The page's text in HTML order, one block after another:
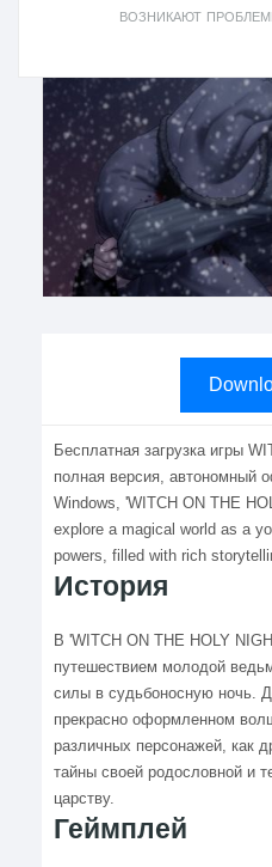
Бесплатная загрузка игры
полная версия, автономный
Windows, 'WITCH ON THE
explore a magical world as a
powers, filled with rich
История
В 'WITCH ON THE HOLY
путешествием молодой
силы в судьбоносную ночь.
прекрасно оформленном
различных персонажей, как
тайны своей родословной и
царству.
Геймплей
ВОЗНИКАЮТ